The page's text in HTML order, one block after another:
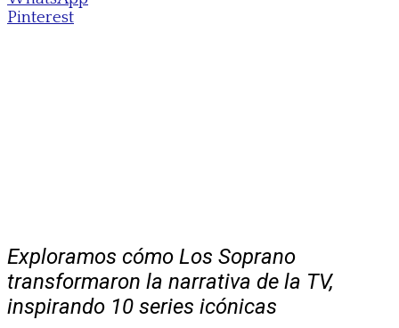
Pinterest
Exploramos cómo Los Soprano
transformaron la narrativa de la TV,
inspirando 10 series icónicas